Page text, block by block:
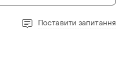
Поставити запитання